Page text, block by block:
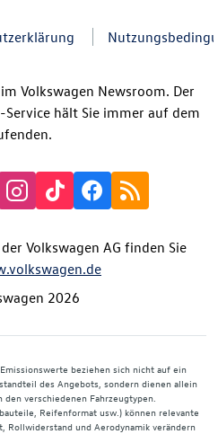
Volkswagen Newsroom. Der
hält Sie immer auf dem
Volkswagen AG finden Sie
2026
beziehen sich nicht auf ein
des Angebots, sondern dienen allein
verschiedenen Fahrzeugtypen.
Reifenformat usw.) können relevante
Rollwiderstand und Aerodynamik verändern